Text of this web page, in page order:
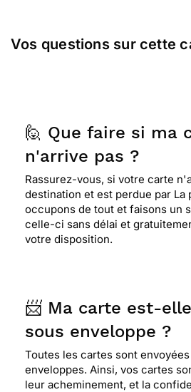
Vos questions sur cette
🙋 Que faire si ma
n'arrive pas ?
Rassurez-vous, si votre carte
destination et est perdue par La
occupons de tout et faisons un
celle-ci sans délai et
votre disposition.
📨 Ma carte est-
sous enveloppe ?
Toutes les cartes sont
enveloppes. Ainsi, vos cartes
leur acheminement, et la